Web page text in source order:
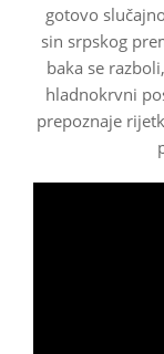
gotovo
sin srpskog
baka se
hladnokrvni
prepoznaje